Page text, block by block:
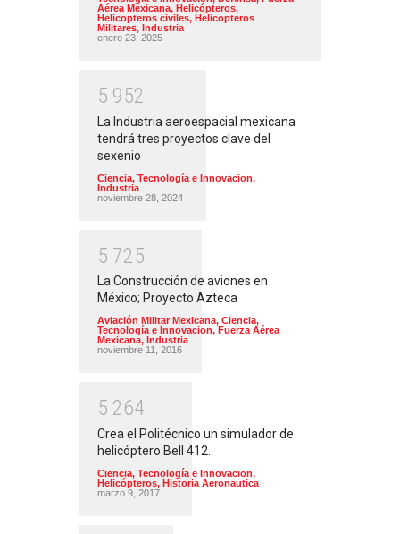
Aérea Mexicana, Helicópteros,
Helicopteros civiles, Helicopteros
Militares, Industria
enero 23, 2025
5 952
La Industria aeroespacial mexicana
tendrá tres proyectos clave del
sexenio
Ciencia, Tecnología e Innovacion,
Industria
noviembre 28, 2024
5 725
La Construcción de aviones en
México; Proyecto Azteca
Aviación Militar Mexicana, Ciencia,
Tecnología e Innovacion, Fuerza Aérea
Mexicana, Industria
noviembre 11, 2016
5 264
Crea el Politécnico un simulador de
helicóptero Bell 412.
Ciencia, Tecnología e Innovacion,
Helicópteros, Historia Aeronautica
marzo 9, 2017